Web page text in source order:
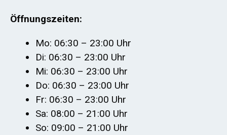
Öffnungszeiten:
Mo: 06:30 – 23:00 Uhr
Di: 06:30 – 23:00 Uhr
Mi: 06:30 – 23:00 Uhr
Do: 06:30 – 23:00 Uhr
Fr: 06:30 – 23:00 Uhr
Sa: 08:00 – 21:00 Uhr
So: 09:00 – 21:00 Uhr